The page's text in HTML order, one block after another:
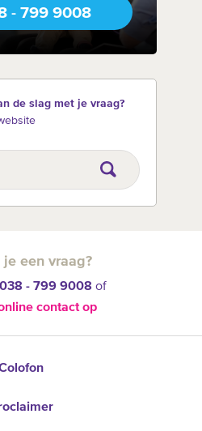
- 799 9008
de slag met je vraag?
je een vraag?
038 - 799 9008 of
contact op